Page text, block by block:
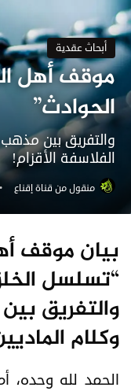
أبحاث عقدية
موقف أهل
الحوادث”
والتفريق بين
الفلاسفة الأقزام!
منقول من قناة إقناع
بيان موقف
“تسلسل
والتفريق
وكلام
الحمد لله وحده،